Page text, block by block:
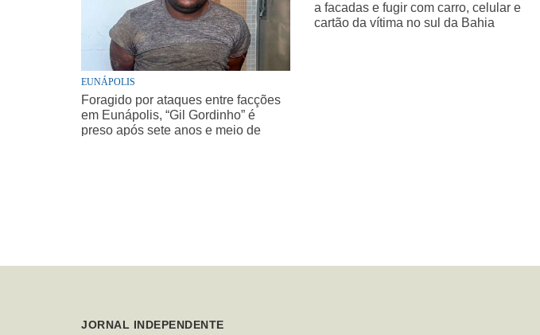
EUNÁPOLIS
Foragido por ataques entre facções
em Eunápolis, “Gil Gordinho” é
preso após sete anos e meio de
a facadas e fugir com carro, celular e
cartão da vítima no sul da Bahia
JORNAL INDEPENDENTE